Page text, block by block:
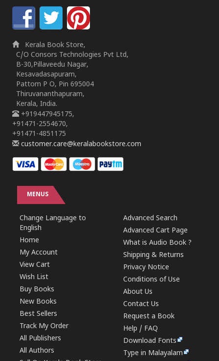
Kerala Book Store,
C/O Consors Technologies Pvt Ltd,
B-30,Pillaveedu Nagar,
Kesavadasapuram,
Pattom P O, Pin 695004
Thiruvananthapuram,
Kerala, India.
+919447945175,
+91471-2554670,
+91471-4851175
customer.care@keralabookstore.com
MENUS
Change Language to
English
Home
My Account
View Cart
Wish List
Buy Books
New Books
Best Sellers
Track My Order
All Publishers
All Authors
Advanced Search
Advanced Cart Page
What is Audio Book ?
Shipping & Returns
Privacy Notice
Conditions of Use
About Us
Contact Us
Request a Book
Help / FAQ
Download Fonts
Type in Malayalam